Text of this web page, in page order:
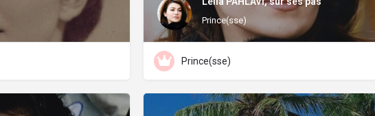
Prince(sse)
Prince(sse)